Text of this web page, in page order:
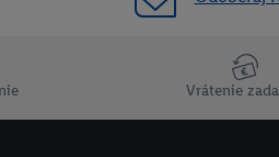
Vrátenie
" môžete povoliť iba
práve kedykoľvek odvolať súhlas s
.